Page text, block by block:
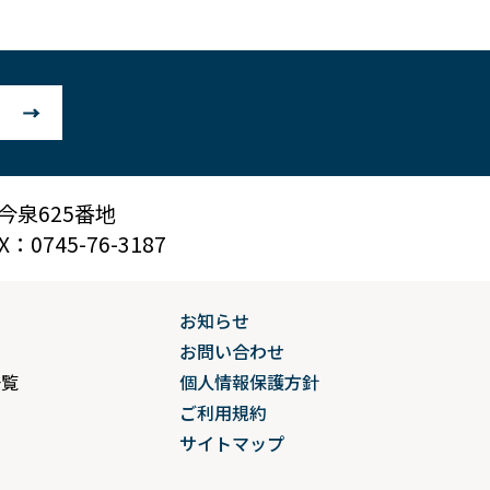
泉625番地
0745-76-3187
お知らせ
お問い合わせ
個人情報保護方針
ご利用規約
サイトマップ